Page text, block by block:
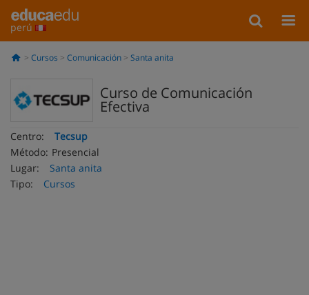
perú
Cursos Comunicación Santa anita
Curso de Comunicación
Efectiva
Centro:
Tecsup
Método: Presencial
Lugar:
Santa anita
Tipo:
Cursos